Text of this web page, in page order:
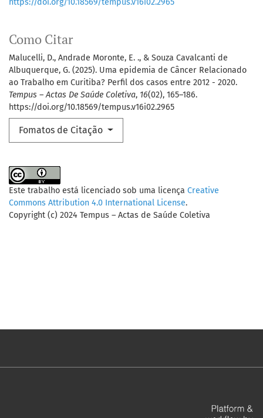
Como Citar
Malucelli, D., Andrade Moronte, E. ., & Souza Cavalcanti de
Albuquerque, G. (2025). Uma epidemia de Câncer Relacionado
ao Trabalho em Curitiba? Perfil dos casos entre 2012 - 2020.
Tempus – Actas De Saúde Coletiva, 16(02), 165–186.
https://doi.org/10.18569/tempus.v16i02.2965
Fomatos de Citação
https://doi.org/10.18569/tempus.v16i02.2965
Este trabalho está licenciado sob uma licença Creative
Commons Attribution 4.0 International License.
Copyright (c) 2024 Tempus – Actas de Saúde Coletiva